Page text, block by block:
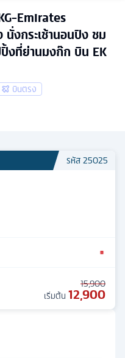
Emirates
งกระเช้านอนปิง ชม
งที่ย่านมงก๊ก บิน EK
บินตรง
รหัส25025
15,900
เริ่มต้น 12,900